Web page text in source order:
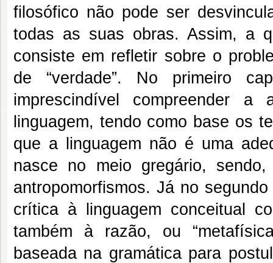
filosófico não pode ser
todas as suas obras. Assim, a
consiste em refletir sobre o
de “verdade”. No primeiro
imprescindível compreender
linguagem, tendo como base os
que a linguagem não é uma
nasce no meio gregário,
antropomorfismos. Já no
crítica à linguagem conceitual
também à razão, ou
baseada na gramática para